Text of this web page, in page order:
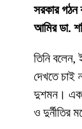
সরকার গঠন
আমির ডা.
তিনি
দেখতে চাই
দুশমন। একই
ও দুর্নীতির